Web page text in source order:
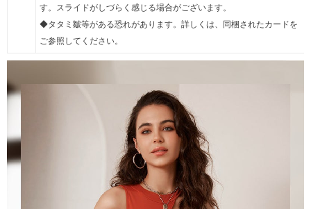
す。スライドがしづらく感じる場合がございます。
◆タタミ皺等がある恐れがあります。詳しくは、同梱されたカードを
ご参照してください。